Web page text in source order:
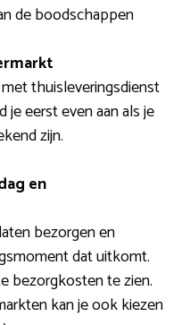
de boodschappen
thuisleveringsdienst
je eerst even aan als je
zijn.
en
bezorgen en
dat uitkomt.
bezorgkosten te zien.
kan je ook kiezen